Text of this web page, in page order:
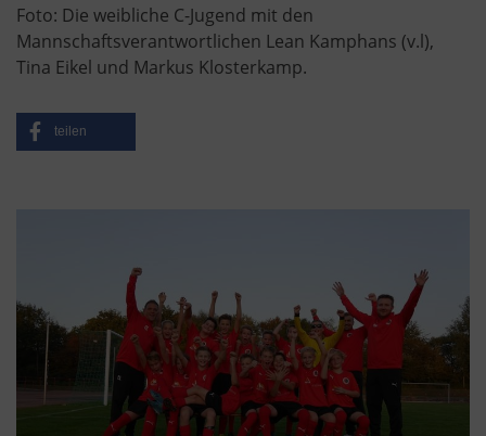
Foto: Die weibliche C-Jugend mit den
Mannschaftsverantwortlichen Lean Kamphans (v.l),
Tina Eikel und Markus Klosterkamp.
teilen